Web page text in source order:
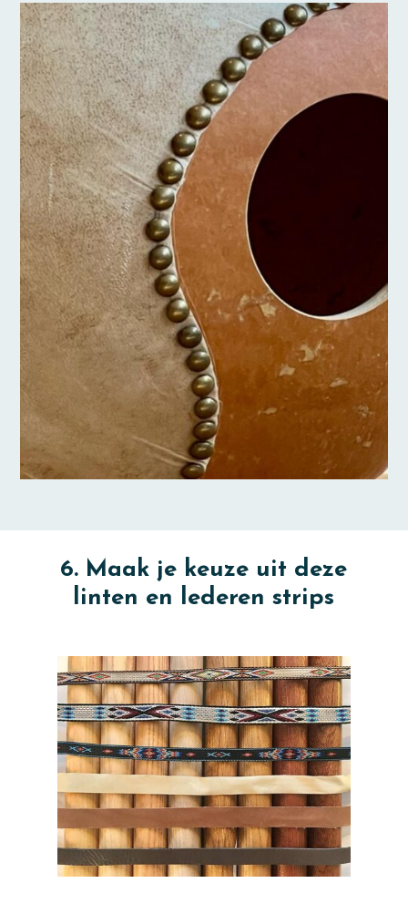
6. Maak je keuze uit deze
linten en lederen strips